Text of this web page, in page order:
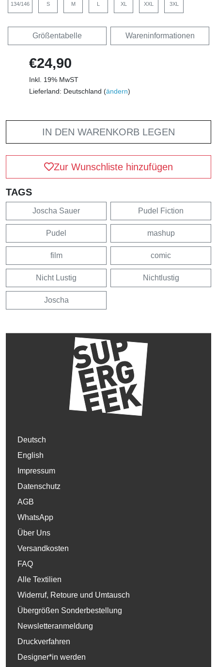
134/146 S M L XL XXL 3XL
Größentabelle Wareninformationen
€24,90
Inkl. 19% MwST
Lieferland: Deutschland (ändern)
IN DEN WARENKORB LEGEN
Zur Wunschliste hinzufügen
TAGS
Joscha Sauer Pudel Fiction
Pudel mashup
film comic
Nicht Lustig Nichtlustig
Joscha
Deutsch
English
Impressum
Datenschutz
AGB
WhatsApp
Über Uns
Versandkosten
FAQ
Alle Textilien
Widerruf, Retoure und Umtausch
Übergrößen Sonderbestellung
Newsletteranmeldung
Druckverfahren
Designer*in werden